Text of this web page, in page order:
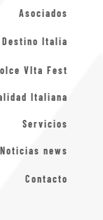
Asociados
Destino Italia
VIta Fest
Italiana
Servicios
Noticias news
Contacto